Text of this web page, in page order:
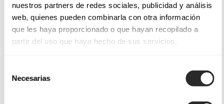
nuestros partners de redes sociales, publicidad y análisis
web, quienes pueden combinarla con otra información
que les haya proporcionado o que hayan recopilado a
partir del uso que haya hecho de sus servicios.
Necesarias